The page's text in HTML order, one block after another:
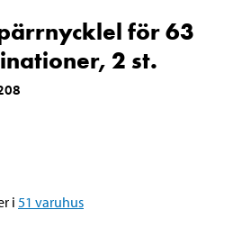
för 63
2 st.
i 51 varuhus